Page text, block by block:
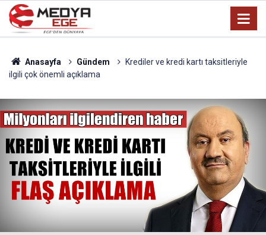
Anasayfa Gündem
Krediler ve kredi kartı taksitleriyle
ilgili çok önemli açıklama